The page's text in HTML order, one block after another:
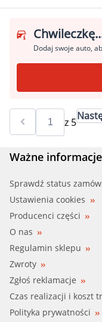
Dodaj swoje auto,
z 5
Ważne informacje
Sprawdź status
Ustawienia cookies
Producenci części
O nas
Regulamin sklepu
Zwroty
Zgłoś reklamacje
Czas realizacji i koszt
Polityka prywatności